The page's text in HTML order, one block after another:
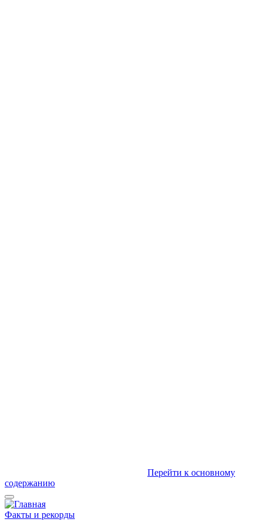
Перейти к основному
содержанию
Факты и рекорды